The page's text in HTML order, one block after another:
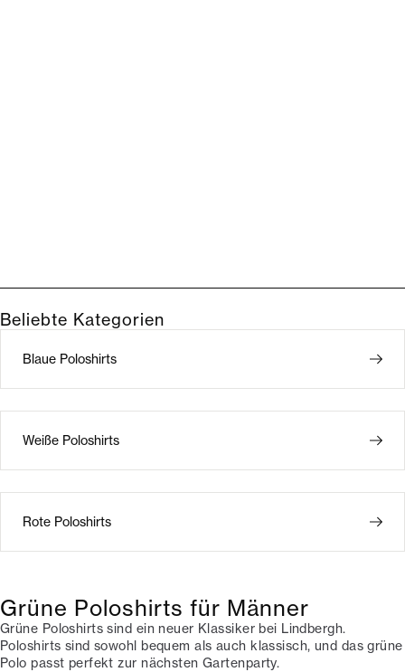
Beliebte Kategorien
Blaue Poloshirts
Weiße Poloshirts
Rote Poloshirts
Grüne Poloshirts für Männer
Grüne Poloshirts sind ein neuer Klassiker bei Lindbergh.
Poloshirts sind sowohl bequem als auch klassisch, und das grüne
Polo passt perfekt zur nächsten Gartenparty.